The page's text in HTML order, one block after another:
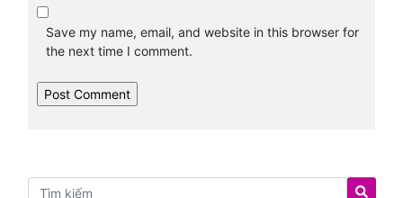
Save my name, email, and website in this browser for
the next time I comment.